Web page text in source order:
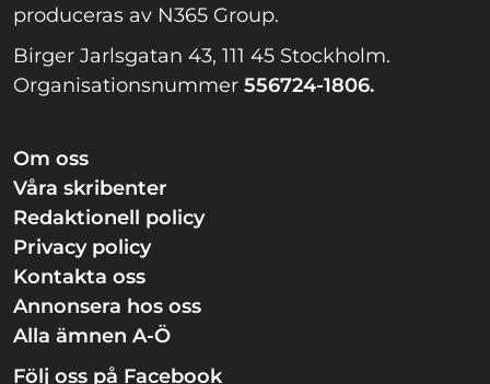
produceras av N365 Group.
Birger Jarlsgatan 43, 111 45 Stockholm.
Organisationsnummer 556724-1806.
Om oss
Våra skribenter
Redaktionell policy
Privacy policy
Kontakta oss
Annonsera hos oss
Alla ämnen A-Ö
Följ oss på Facebook